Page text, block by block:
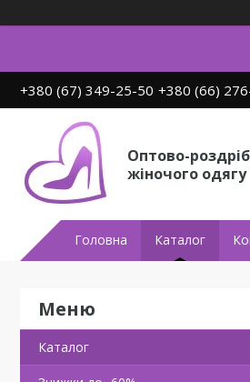
+380 (67) 349-25-50 +380 (66)
Оптово-
жіночого
Головна Каталог
Каталог